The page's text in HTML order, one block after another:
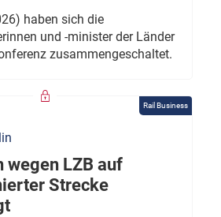
haben sich die
und -minister der Länder
zusammengeschaltet.
Rail Business
wegen LZB auf
Strecke